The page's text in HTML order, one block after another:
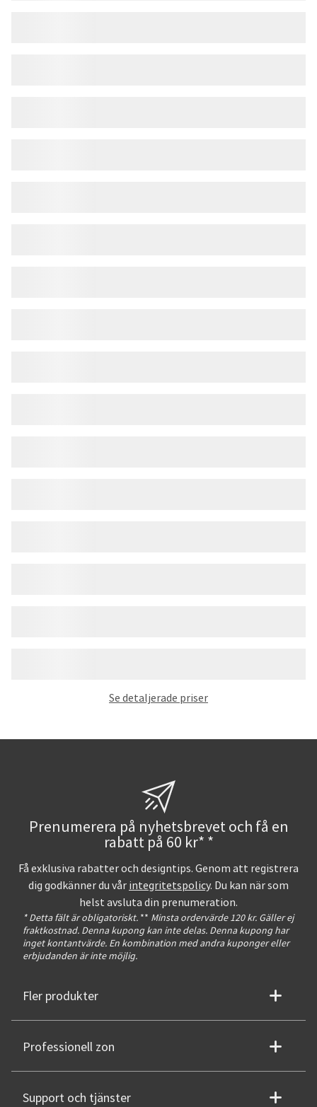
Se detaljerade priser
Prenumerera på nyhetsbrevet och få en
rabatt på 60 kr* *
Få exklusiva rabatter och designtips. Genom att registrera
dig godkänner du vår integritetspolicy. Du kan när som
helst avsluta din prenumeration.
* Detta fält är obligatoriskt. ** Minsta ordervärde 120 kr. Gäller ej
fraktkostnad. Denna kupong kan inte delas. Denna kupong har
inget kontantvärde. En kombination med andra kuponger eller
erbjudanden är inte möjlig.
Fler produkter
Professionell zon
Support och tjänster